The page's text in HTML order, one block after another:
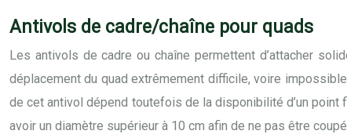
Antivols de cadre/chaîne pour quads
Les antivols de cadre ou chaîne permettent d’attacher
déplacement du quad extrêmement difficile, voire
de cet antivol dépend toutefois de la disponibilité d’un
avoir un diamètre supérieur à 10 cm afin de ne pas être